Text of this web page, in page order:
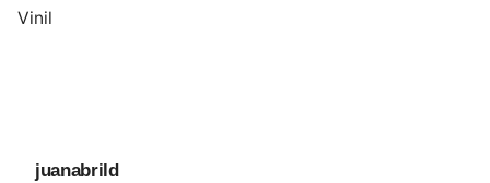
Vinil
juanabrild